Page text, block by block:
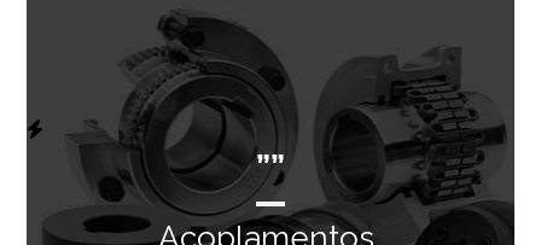
””
Acoplamentos